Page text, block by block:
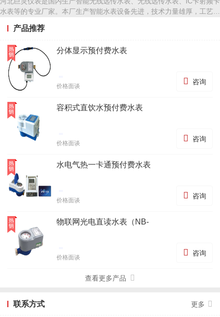
水表等的专业厂家。本厂生产智能水表设备先进，技术力量雄厚，工艺流
水表检定台、打压台、热量表检定台等。智能水表技术先进，最新研制的
区新装、旧小区水表改造、农村安全饮水工程等，抄表方便，节省人工及
交通成本，极大的提升了工作效率。
产品推荐
分体显示预付费水表
 咨询
价格面谈
容积式直饮水预付费水表
 咨询
价格面谈
水电气热一卡通预付费水表
 咨询
价格面谈
物联网光电直读水表（NB-
 咨询
价格面谈
查看更多产品
联系方式 更多